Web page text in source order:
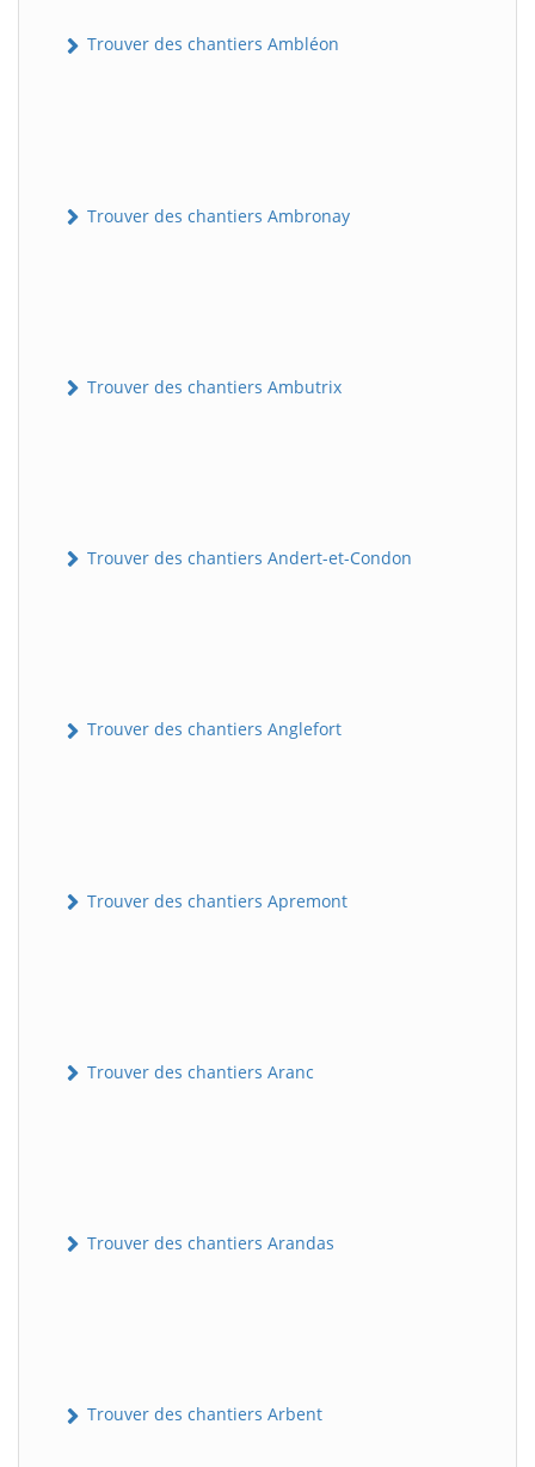
Trouver des chantiers Ambléon
Trouver des chantiers Ambronay
Trouver des chantiers Ambutrix
Trouver des chantiers Andert-et-Condon
Trouver des chantiers Anglefort
Trouver des chantiers Apremont
Trouver des chantiers Aranc
Trouver des chantiers Arandas
Trouver des chantiers Arbent